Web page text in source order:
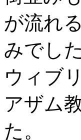
が流れ
みでし
ウィブ
アザム
た。